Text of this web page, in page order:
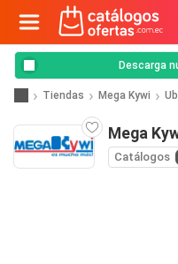
Descarga
Tiendas Mega Kywi
Mega
Catálogos